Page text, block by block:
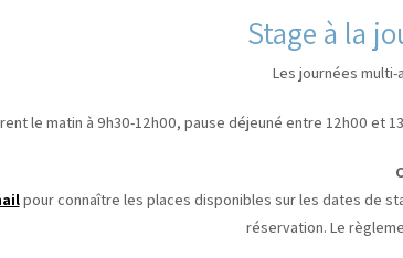
Stage à la
Les journées multi-
le matin à 9h30-12h00, pause déjeuné entre 12h00 et
pour connaître les places disponibles sur les dates de
réservation. Le